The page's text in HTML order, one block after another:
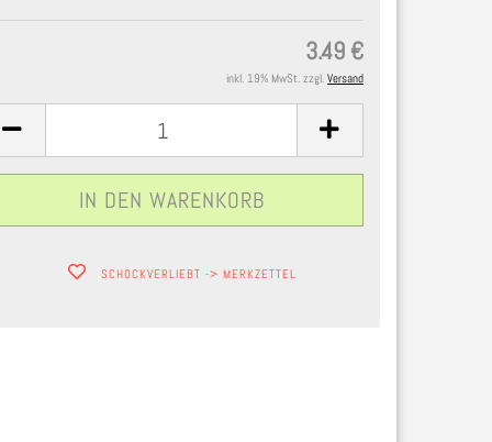
3.49 €
inkl. 19% MwSt. zzgl. Versand
SCHOCKVERLIEBT -> MERKZETTEL